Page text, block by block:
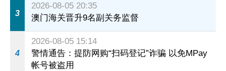
3
2026-08-05 20:35
澳门海关晋升9名副关务监督
4
2026-08-05 15:14
警情通告：提防网购“扫码登记”诈骗 以免MPay
帐号被盗用